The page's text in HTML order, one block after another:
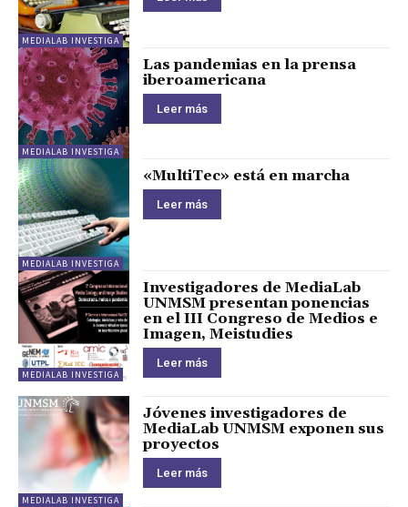
MEDIALAB INVESTIGA
MEDIALAB INVESTIGA
Las pandemias en la prensa
iberoamericana
Leer más
MEDIALAB INVESTIGA
«MultiTec» está en marcha
Leer más
MEDIALAB INVESTIGA
Investigadores de MediaLab
UNMSM presentan ponencias
en el III Congreso de Medios e
Imagen, Meistudies
Leer más
MEDIALAB INVESTIGA
Jóvenes investigadores de
MediaLab UNMSM exponen sus
proyectos
Leer más